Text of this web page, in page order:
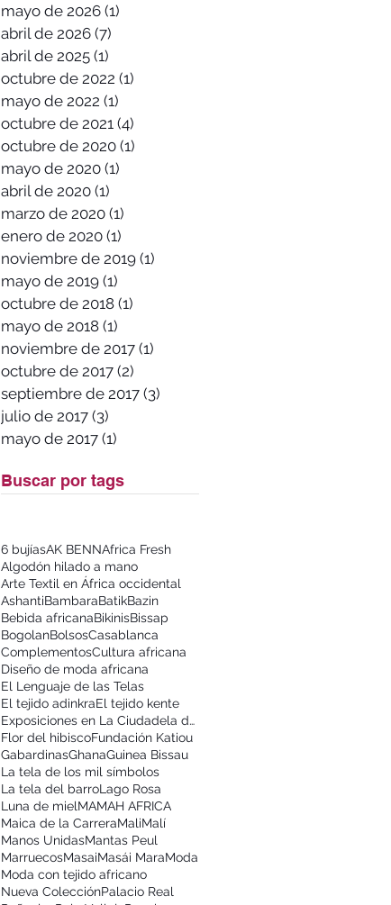
mayo de 2026 (1)
abril de 2026 (7)
abril de 2025 (1)
octubre de 2022 (1)
mayo de 2022 (1)
octubre de 2021 (4)
octubre de 2020 (1)
mayo de 2020 (1)
abril de 2020 (1)
marzo de 2020 (1)
enero de 2020 (1)
noviembre de 2019 (1)
mayo de 2019 (1)
octubre de 2018 (1)
mayo de 2018 (1)
noviembre de 2017 (1)
octubre de 2017 (2)
septiembre de 2017 (3)
julio de 2017 (3)
mayo de 2017 (1)
Buscar por tags
6 bujíasAK BENNAfrica Fresh
Algodón hilado a mano
Arte Textil en África occidental
AshantiBambaraBatikBazin
Bebida africanaBikinisBissap
BogolanBolsosCasablanca
ComplementosCultura africana
Diseño de moda africana
El Lenguaje de las Telas
El tejido adinkraEl tejido kente
Exposiciones en La Ciudadela de Pamplona
Flor del hibiscoFundación Katiou
GabardinasGhanaGuinea Bissau
La tela de los mil símbolos
La tela del barroLago Rosa
Luna de mielMAMAH AFRICA
Maica de la CarreraMaliMalí
Manos UnidasMantas Peul
MarruecosMasaiMasái MaraModa
Moda con tejido africano
Nueva ColecciónPalacio Real